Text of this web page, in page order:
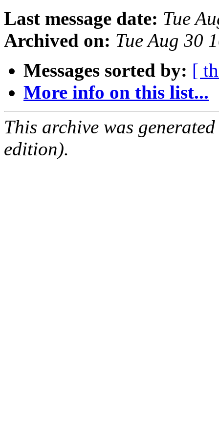
Last message date: Tue
Archived on: Tue Aug 30
Messages sorted by: [
More info on this list...
This archive was
edition).